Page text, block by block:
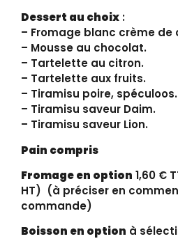
Dessert au choix :
– Fromage blanc crème de
– Mousse au chocolat.
– Tartelette au citron.
– Tartelette aux fruits.
– Tiramisu poire, spéculoos.
– Tiramisu saveur Daim.
– Tiramisu saveur Lion.
Pain compris
Fromage en option 1,60 €
HT) (à préciser en
commande)
Boisson en option à